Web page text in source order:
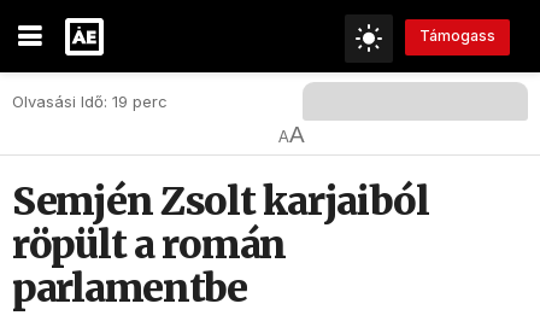
Támogass
Olvasási Idő: 19 perc
AA
Semjén Zsolt karjaiból
röpült a román
parlamentbe